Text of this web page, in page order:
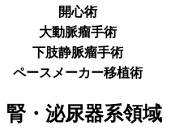
開心術
大動脈瘤手術
下肢静脈瘤手術
ペースメーカー移植術
腎・泌尿器系領域